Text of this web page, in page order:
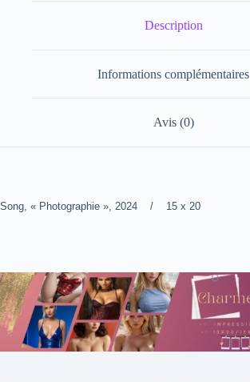
Description
Informations complémentaires
Avis (0)
Song, « Photographie », 2024 / 15 x 20